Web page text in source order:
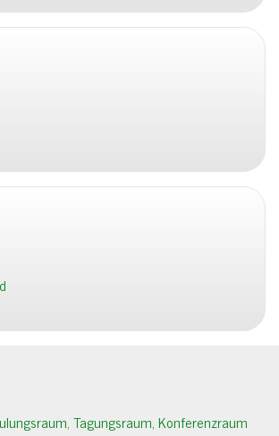
Tagungsraum, Konferenzraum